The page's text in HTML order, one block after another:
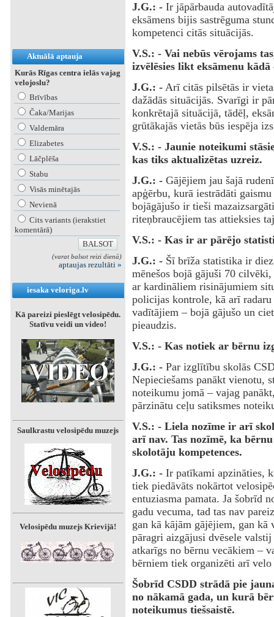
Aktuālā aptauja
Kurās Rīgas centra ielās vajag
velojoslu?
Brīvības
Čaka/Marijas
Valdemāra
Elizabetes
Lāčplēša
Stabu
Visās minētajās
Nevienā
Cits variants (ierakstiet
komentārā)
(varat balsot reizi dienā)
aptaujas rezultāti »
iesaka veloriga.lv
Kā pareizi pieslēgt velosipēdu.
Statīvu veidi un video!
Saulkrastu velosipēdu muzejs
Velosipēdu muzejs Krievijā!
J.G.: -Ir jāpārbauda
eksāmens bijis sastrēguma
kompetenci citās situācijās.
V.S.: - Vai nebūs vērojams
izvēlēsies likt eksāmenu
J.G.: -Arī citās pilsētās ir
dažādās situācijās. Svarīgi ir
konkrētajā situācijā, tādēļ,
grūtākajās vietās būs iespēja
V.S.: - Jaunie noteikumi
kas tiks aktualizētas uzreiz.
J.G.: -Gājējiem jau šajā rudenī
apģērbu, kurā iestrādāti
bojāgājušo ir tieši
riteņbraucējiem tas attieksies
V.S.: - Kas ir ar pārējo
J.G.: -Šī brīža statistika ir
mēnešos bojā gājuši 70
ar kardināliem risinājumiem
policijas kontrole, kā arī radaru
vadītājiem – bojā gājušo un
pieaudzis.
V.S.: - Kas notiek ar bērnu
J.G.: -Par izglītību skolās
Nepieciešams panākt vienotu,
noteikumu jomā – vajag
pārzinātu ceļu satiksmes
V.S.: - Liela nozīme ir arī
arī nav. Tas nozīmē, ka
skolotāju kompetences.
J.G.: -Ir patīkami apzināties,
tiek piedāvāts nokārtot
entuziasma pamata. Ja šobrīd
gadu vecuma, tad tas nav
gan kā kājām gājējiem, gan
pāragri aizgājusi dvēsele
atkarīgs no bērnu vecākiem –
bērniem tiek organizēti arī
Šobrīd CSDD strādā pie
no nākamā gada, un kurā
noteikumus tiešsaistē.